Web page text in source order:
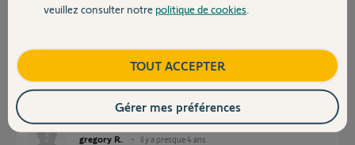
Contact
je me suis trompé je voudrais la reinitialiser pour pouvoir la revendre car
je viens de m'acheté la derniere. faut t'il que je remplisse le formulaire.
gregory R. il y a presque 4 ans
veuillez consulter notre politique de cookies
TOUT ACCEPTER
Gérer mes préférences